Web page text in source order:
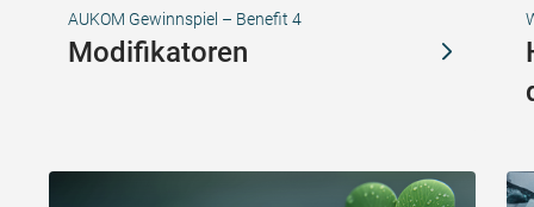
AUKOM Gewinnspiel – Benefit 4
Modifikatoren